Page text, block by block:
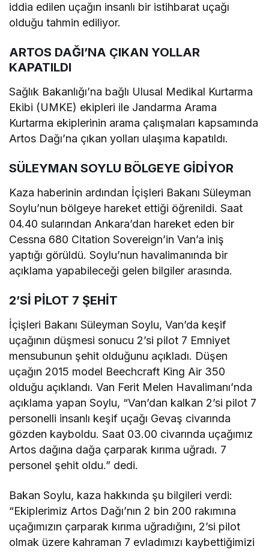
iddia edilen uçağın insanlı bir istihbarat uçağı
olduğu tahmin ediliyor.
ARTOS DAĞI’NA ÇIKAN YOLLAR
KAPATILDI
Sağlık Bakanlığı’na bağlı Ulusal Medikal Kurtarma
Ekibi (UMKE) ekipleri ile Jandarma Arama
Kurtarma ekiplerinin arama çalışmaları kapsamında
Artos Dağı’na çıkan yolları ulaşıma kapatıldı.
SÜLEYMAN SOYLU BÖLGEYE GİDİYOR
Kaza haberinin ardından İçişleri Bakanı Süleyman
Soylu’nun bölgeye hareket ettiği öğrenildi. Saat
04.40 sularından Ankara’dan hareket eden bir
Cessna 680 Citation Sovereign’in Van’a iniş
yaptığı görüldü. Soylu’nun havalimanında bir
açıklama yapabileceği gelen bilgiler arasında.
2’Sİ PİLOT 7 ŞEHİT
İçişleri Bakanı Süleyman Soylu, Van’da keşif
uçağının düşmesi sonucu 2’si pilot 7 Emniyet
mensubunun şehit olduğunu açıkladı. Düşen
uçağın 2015 model Beechcraft King Air 350
olduğu açıklandı. Van Ferit Melen Havalimanı’nda
açıklama yapan Soylu, “Van’dan kalkan 2’si pilot 7
personelli insanlı keşif uçağı Gevaş civarında
gözden kayboldu. Saat 03.00 civarında uçağımız
Artos dağına dağa çarparak kırıma uğradı. 7
personel şehit oldu.” dedi.
Bakan Soylu, kaza hakkında şu bilgileri verdi:
“Ekiplerimiz Artos Dağı’nın 2 bin 200 rakımına
uçağımızın çarparak kırıma uğradığını, 2’si pilot
olmak üzere kahraman 7 evladımızı kaybettiğimizi